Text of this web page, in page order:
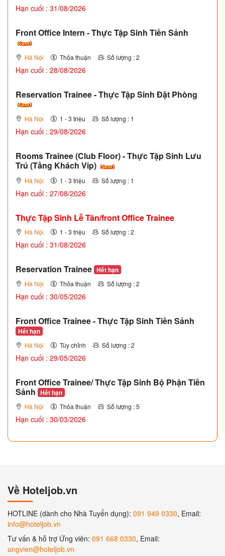
Hạn cuối : 31/08/2026
Front Office Intern - Thực Tập Sinh Tiền Sảnh
Hà Nội Thỏa thuận Số lượng : 2
Hạn cuối : 28/08/2026
Reservation Trainee - Thực Tập Sinh Đặt Phòng
Hà Nội 1 - 3 triệu Số lượng : 1
Hạn cuối : 29/08/2026
Rooms Trainee (Club Floor) - Thực Tập Sinh Lưu
Trú (Tầng Khách Vip)
Hà Nội 1 - 3 triệu Số lượng : 1
Hạn cuối : 27/08/2026
Thực Tập Sinh Lễ Tân/front Office Trainee
Hà Nội 1 - 3 triệu Số lượng : 2
Hạn cuối : 31/08/2026
Reservation Trainee Hết hạn
Hà Nội Thỏa thuận Số lượng : 2
Hạn cuối : 30/05/2026
Front Office Trainee - Thực Tập Sinh Tiền Sảnh
Hết hạn
Hà Nội Tùy chỉnh Số lượng : 2
Hạn cuối : 29/05/2026
Front Office Trainee/ Thực Tập Sinh Bộ Phận Tiền
Sảnh Hết hạn
Hà Nội Thỏa thuận Số lượng : 5
Hạn cuối : 30/03/2026
Về Hoteljob.vn
HOTLINE (dành cho Nhà Tuyển dụng): 091 949 0330, Email:
info@hoteljob.vn
Tư vấn & hỗ trợ Ứng viên: 091 668 0330, Email:
ungvien@hoteljob.vn